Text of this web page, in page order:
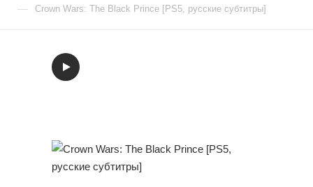
— Crown Wars: The Black Prince [PS5, русские субтитры]